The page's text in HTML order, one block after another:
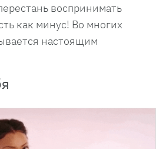
воспринимать
как минус! Во многих
настоящим